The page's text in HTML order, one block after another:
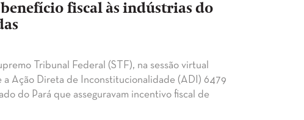
fiscal às indústrias do
Tribunal Federal (STF), na sessão virtual
a Ação Direta de Inconstitucionalidade (ADI) 6479
do Pará que asseguravam incentivo fiscal de